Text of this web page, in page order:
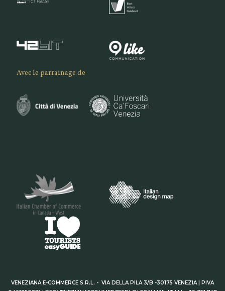
Avec le parrainage de
VENEZIANA E-COMMERCE S.R.L. - VIA DELLA PILA 3/B -30175 VENEZIA | PIVA